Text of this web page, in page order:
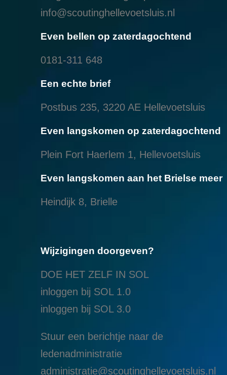
info@scoutinghellevoetsluis.nl
Even bellen op zaterdagochtend
0181-311 648
Een echte brief
Postbus 235, 3220 AE Hellevoetsluis
Even langskomen op zaterdagochtend
Plein Fort Haerlem 1, Hellevoetsluis
Even langskomen aan het Brielse meer
Heindijk 8, Brielle
Wijzigingen doorgeven?
DOE HET ZELF IN SOL
inloggen bij SOL 1.0
inloggen bij SOL 3.0
Stuur een berichtje naar de
ledenadministratie
administratie@scoutinghellevoetsluis.nl